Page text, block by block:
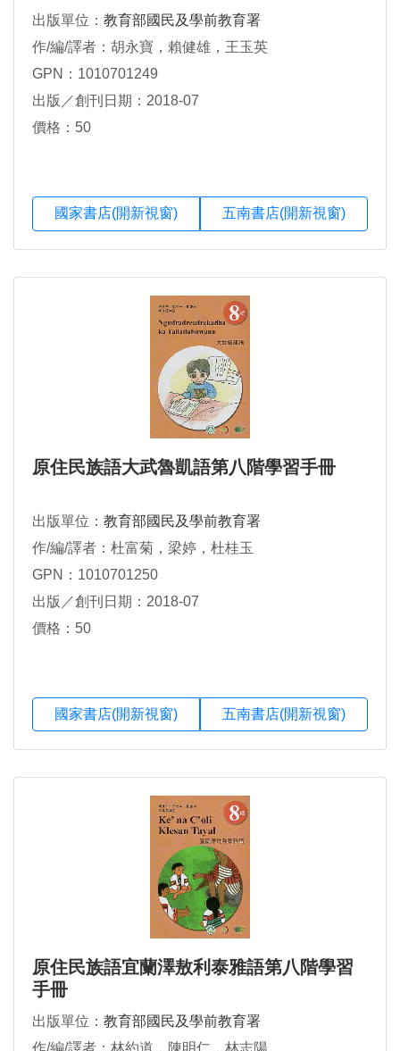
出版單位： 教育部國民及學前教育署
作/編/譯者：胡永寶，賴健雄，王玉英
GPN：1010701249
出版／創刊日期：2018-07
價格：50
國家書店(開新視窗) 五南書店(開新視窗)
原住民族語大武魯凱語第八階學習手冊
出版單位： 教育部國民及學前教育署
作/編/譯者：杜富菊，梁婷，杜桂玉
GPN：1010701250
出版／創刊日期：2018-07
價格：50
國家書店(開新視窗) 五南書店(開新視窗)
原住民族語宜蘭澤敖利泰雅語第八階學習
手冊
出版單位： 教育部國民及學前教育署
作/編/譯者：林約道，陳明仁，林志陽